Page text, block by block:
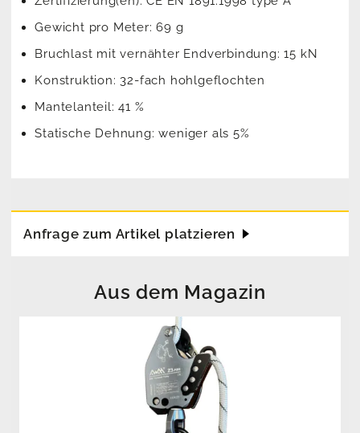
Gewicht pro Meter: 69 g
Bruchlast mit vernähter Endverbindung: 15 kN
Konstruktion: 32-fach hohlgeflochten
Mantelanteil: 41 %
Statische Dehnung: weniger als 5%
Anfrage zum Artikel platzieren
Aus dem Magazin